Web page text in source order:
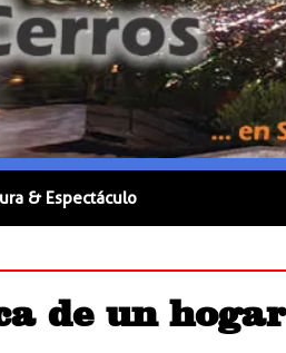
& Espectáculo
de un hogar